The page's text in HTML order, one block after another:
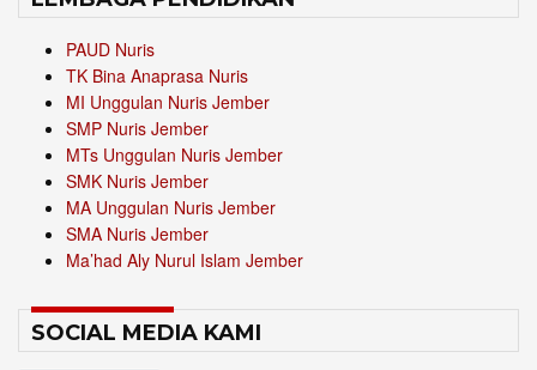
PAUD Nuris
TK Bina Anaprasa Nuris
MI Unggulan Nuris Jember
SMP Nuris Jember
MTs Unggulan Nuris Jember
SMK Nuris Jember
MA Unggulan Nuris Jember
SMA Nuris Jember
Ma’had Aly Nurul Islam Jember
SOCIAL MEDIA KAMI